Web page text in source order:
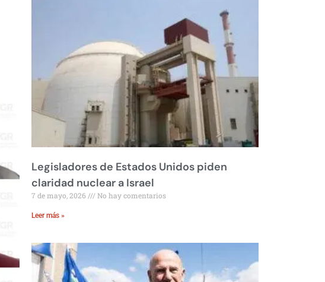
Legisladores de Estados Unidos piden
claridad nuclear a Israel
7 de mayo, 2026 No hay comentarios
Leer más »